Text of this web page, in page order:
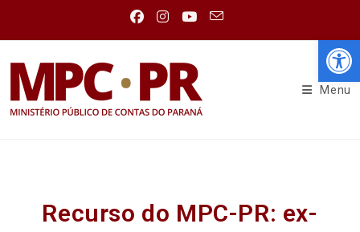
Menu
Recurso do MPC-PR: ex-